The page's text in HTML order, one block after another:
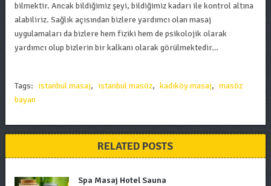
bilmektir. Ancak bildiğimiz şeyi, bildiğimiz kadarı ile kontrol altına
alabiliriz. Sağlık açısından bizlere yardımcı olan masaj
uygulamaları da bizlere hem fiziki hem de psikolojik olarak
yardımcı olup bizlerin bir kalkanı olarak görülmektedir…
Tags: istanbul masaj, istanbul masöz, kadıköy masaj, masöz
bayan
RELATED POSTS
Spa Masaj Hotel Sauna